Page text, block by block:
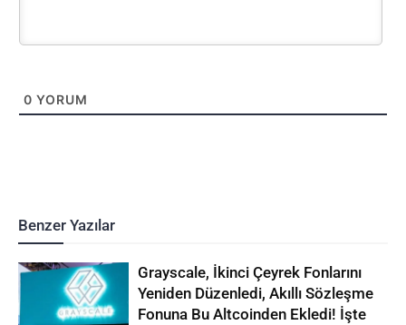
0 YORUM
Benzer Yazılar
Grayscale, İkinci Çeyrek Fonlarını
Yeniden Düzenledi, Akıllı Sözleşme
Fonuna Bu Altcoinden Ekledi! İşte